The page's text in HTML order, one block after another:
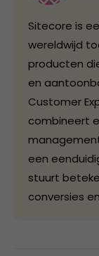
Sitecore is
wereldwijd
producten
en
Customer
combineert
een
stuurt
conversies